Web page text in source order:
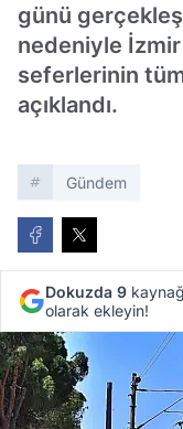
günü
nedeniyle
seferlerinin
açıklandı.
Gündem
Dokuzda 9
olarak ekleyin!